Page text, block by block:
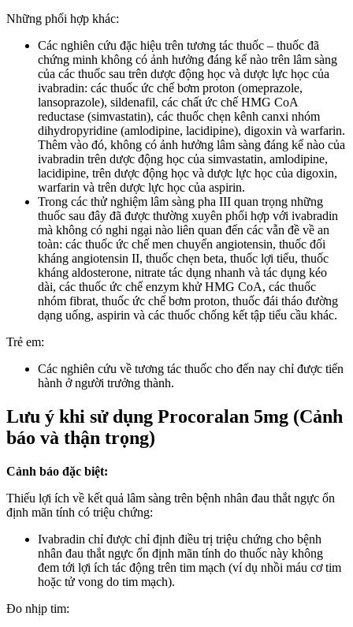
Những phối hợp khác:
Các nghiên cứu đặc hiệu trên tương tác thuốc – thuốc đã
chứng minh không có ảnh hưởng đáng kể nào trên lâm sàng
của các thuốc sau trên dược động học và dược lực học của
ivabradin: các thuốc ức chế bơm proton (omeprazole,
lansoprazole), sildenafil, các chất ức chế HMG CoA
reductase (simvastatin), các thuốc chẹn kênh canxi nhóm
dihydropyridine (amlodipine, lacidipine), digoxin và warfarin.
Thêm vào đó, không có ảnh hưởng lâm sàng đáng kể nào của
ivabradin trên dược động học của simvastatin, amlodipine,
lacidipine, trên dược động học và dược lực học của digoxin,
warfarin và trên dược lực học của aspirin.
Trong các thử nghiệm lâm sàng pha III quan trọng những
thuốc sau đây đã được thường xuyên phối hợp với ivabradin
mà không có nghi ngại nào liên quan đến các vẫn đề về an
toàn: các thuốc ức chế men chuyển angiotensin, thuốc đối
kháng angiotensin II, thuốc chẹn beta, thuốc lợi tiểu, thuốc
kháng aldosterone, nitrate tác dụng nhanh và tác dụng kéo
dài, các thuốc ức chế enzym khử HMG CoA, các thuốc
nhóm fibrat, thuốc ức chế bơm proton, thuốc đái tháo đường
dạng uống, aspirin và các thuốc chống kết tập tiểu cầu khác.
Trẻ em:
Các nghiên cứu về tương tác thuốc cho đến nay chỉ được tiến
hành ở người trưởng thành.
Lưu ý khi sử dụng Procoralan 5mg (Cảnh
báo và thận trọng)
Cảnh báo đặc biệt:
Thiếu lợi ích về kết quả lâm sàng trên bệnh nhân đau thắt ngực ổn
định mãn tính có triệu chứng:
Ivabradin chỉ được chỉ định điều trị triệu chứng cho bệnh
nhân đau thắt ngực ổn định mãn tính do thuốc này không
đem tới lợi ích tác động trên tim mạch (ví dụ nhồi máu cơ tim
hoặc tử vong do tim mạch).
Đo nhịp tim: